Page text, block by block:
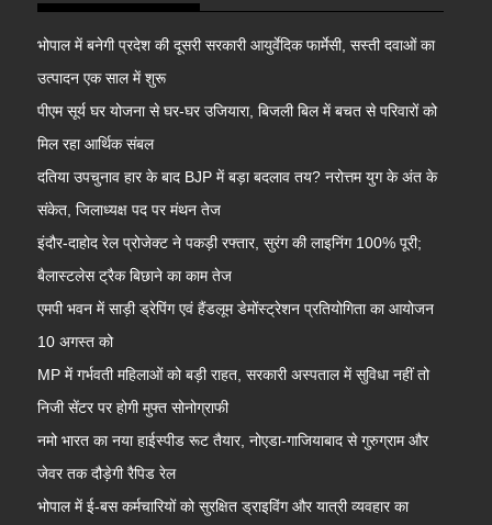
भोपाल में बनेगी प्रदेश की दूसरी सरकारी आयुर्वेदिक फार्मेसी, सस्ती दवाओं का
उत्पादन एक साल में शुरू
पीएम सूर्य घर योजना से घर-घर उजियारा, बिजली बिल में बचत से परिवारों को
मिल रहा आर्थिक संबल
दतिया उपचुनाव हार के बाद BJP में बड़ा बदलाव तय? नरोत्तम युग के अंत के
संकेत, जिलाध्यक्ष पद पर मंथन तेज
इंदौर-दाहोद रेल प्रोजेक्ट ने पकड़ी रफ्तार, सुरंग की लाइनिंग 100% पूरी;
बैलास्टलेस ट्रैक बिछाने का काम तेज
एमपी भवन में साड़ी ड्रेपिंग एवं हैंडलूम डेमोंस्ट्रेशन प्रतियोगिता का आयोजन
10 अगस्त को
MP में गर्भवती महिलाओं को बड़ी राहत, सरकारी अस्पताल में सुविधा नहीं तो
निजी सेंटर पर होगी मुफ्त सोनोग्राफी
नमो भारत का नया हाईस्पीड रूट तैयार, नोएडा-गाजियाबाद से गुरुग्राम और
जेवर तक दौड़ेगी रैपिड रेल
भोपाल में ई-बस कर्मचारियों को सुरक्षित ड्राइविंग और यात्री व्यवहार का